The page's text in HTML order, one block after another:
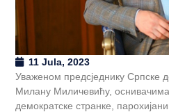
11 Jula, 2023
Уваженом предсједнику Српске
Милану Миличевићу,
демократске странке,